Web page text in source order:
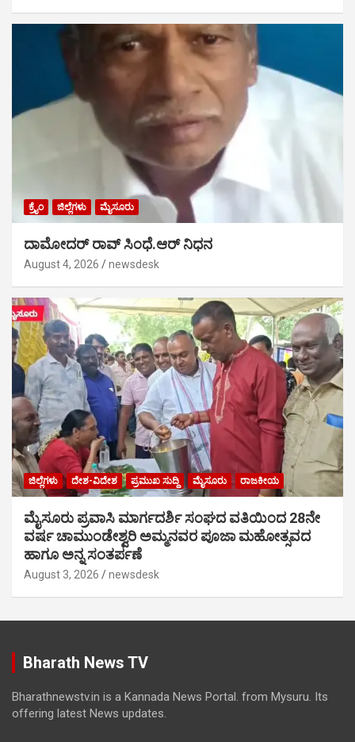
ಕ್ರೈಂ ಜಿಲ್ಲೆಗಳು ಮೈಸೂರು
ದಾಮೋದರ್ ರಾವ್ ಸಿಂಧೆ.ಆರ್ ನಿಧನ
August 4, 2026 newsdesk
ಜಿಲ್ಲೆಗಳು ದೇಶ-ವಿದೇಶ ಪ್ರಮುಖ ಸುದ್ದಿ ಮೈಸೂರು ರಾಜಕೀಯ
ಮೈಸೂರು ಪ್ರವಾಸಿ ಮಾರ್ಗದರ್ಶಿ ಸಂಘದ ವತಿಯಿಂದ 28ನೇ
ವರ್ಷ ಚಾಮುಂಡೇಶ್ವರಿ ಅಮ್ಮನವರ ಪೂಜಾ ಮಹೋತ್ಸವದ
ಹಾಗೂ ಅನ್ನ ಸಂತರ್ಪಣೆ
August 3, 2026 newsdesk
Bharath News TV
Bharathnewstv.in is a Kannada News Portal. from Mysuru. Its
offering latest News updates.